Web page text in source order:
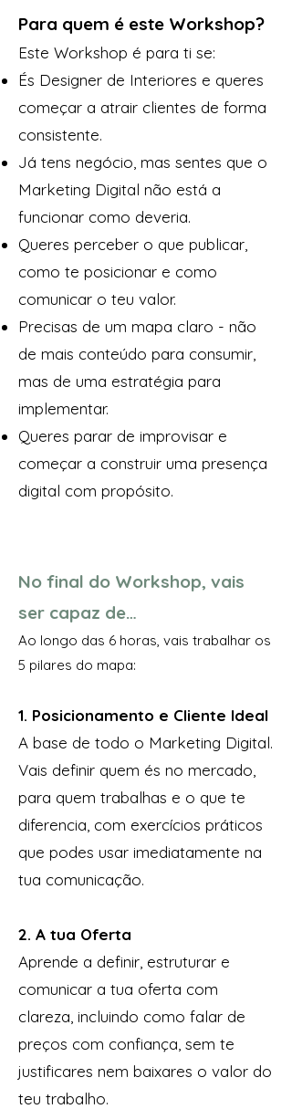
Para quem é este Workshop?
Este Workshop é para ti se:
És Designer de Interiores e queres
começar a atrair clientes de forma
consistente.
Já tens negócio, mas sentes que o
Marketing Digital não está a
funcionar como deveria.
Queres perceber o que publicar,
como te posicionar e como
comunicar o teu valor.
Precisas de um mapa claro - não
de mais conteúdo para consumir,
mas de uma estratégia para
implementar.
Queres parar de improvisar e
começar a construir uma presença
digital com propósito.
No final do Workshop, vais
ser capaz de…
Ao longo das 6 horas, vais trabalhar os
5 pilares do mapa:
1. Posicionamento e Cliente Ideal
A base de todo o Marketing Digital.
Vais definir quem és no mercado,
para quem trabalhas e o que te
diferencia, com exercícios práticos
que podes usar imediatamente na
tua comunicação.
2. A tua Oferta
Aprende a definir, estruturar e
comunicar a tua oferta com
clareza, incluindo como falar de
preços com confiança, sem te
justificares nem baixares o valor do
teu trabalho.